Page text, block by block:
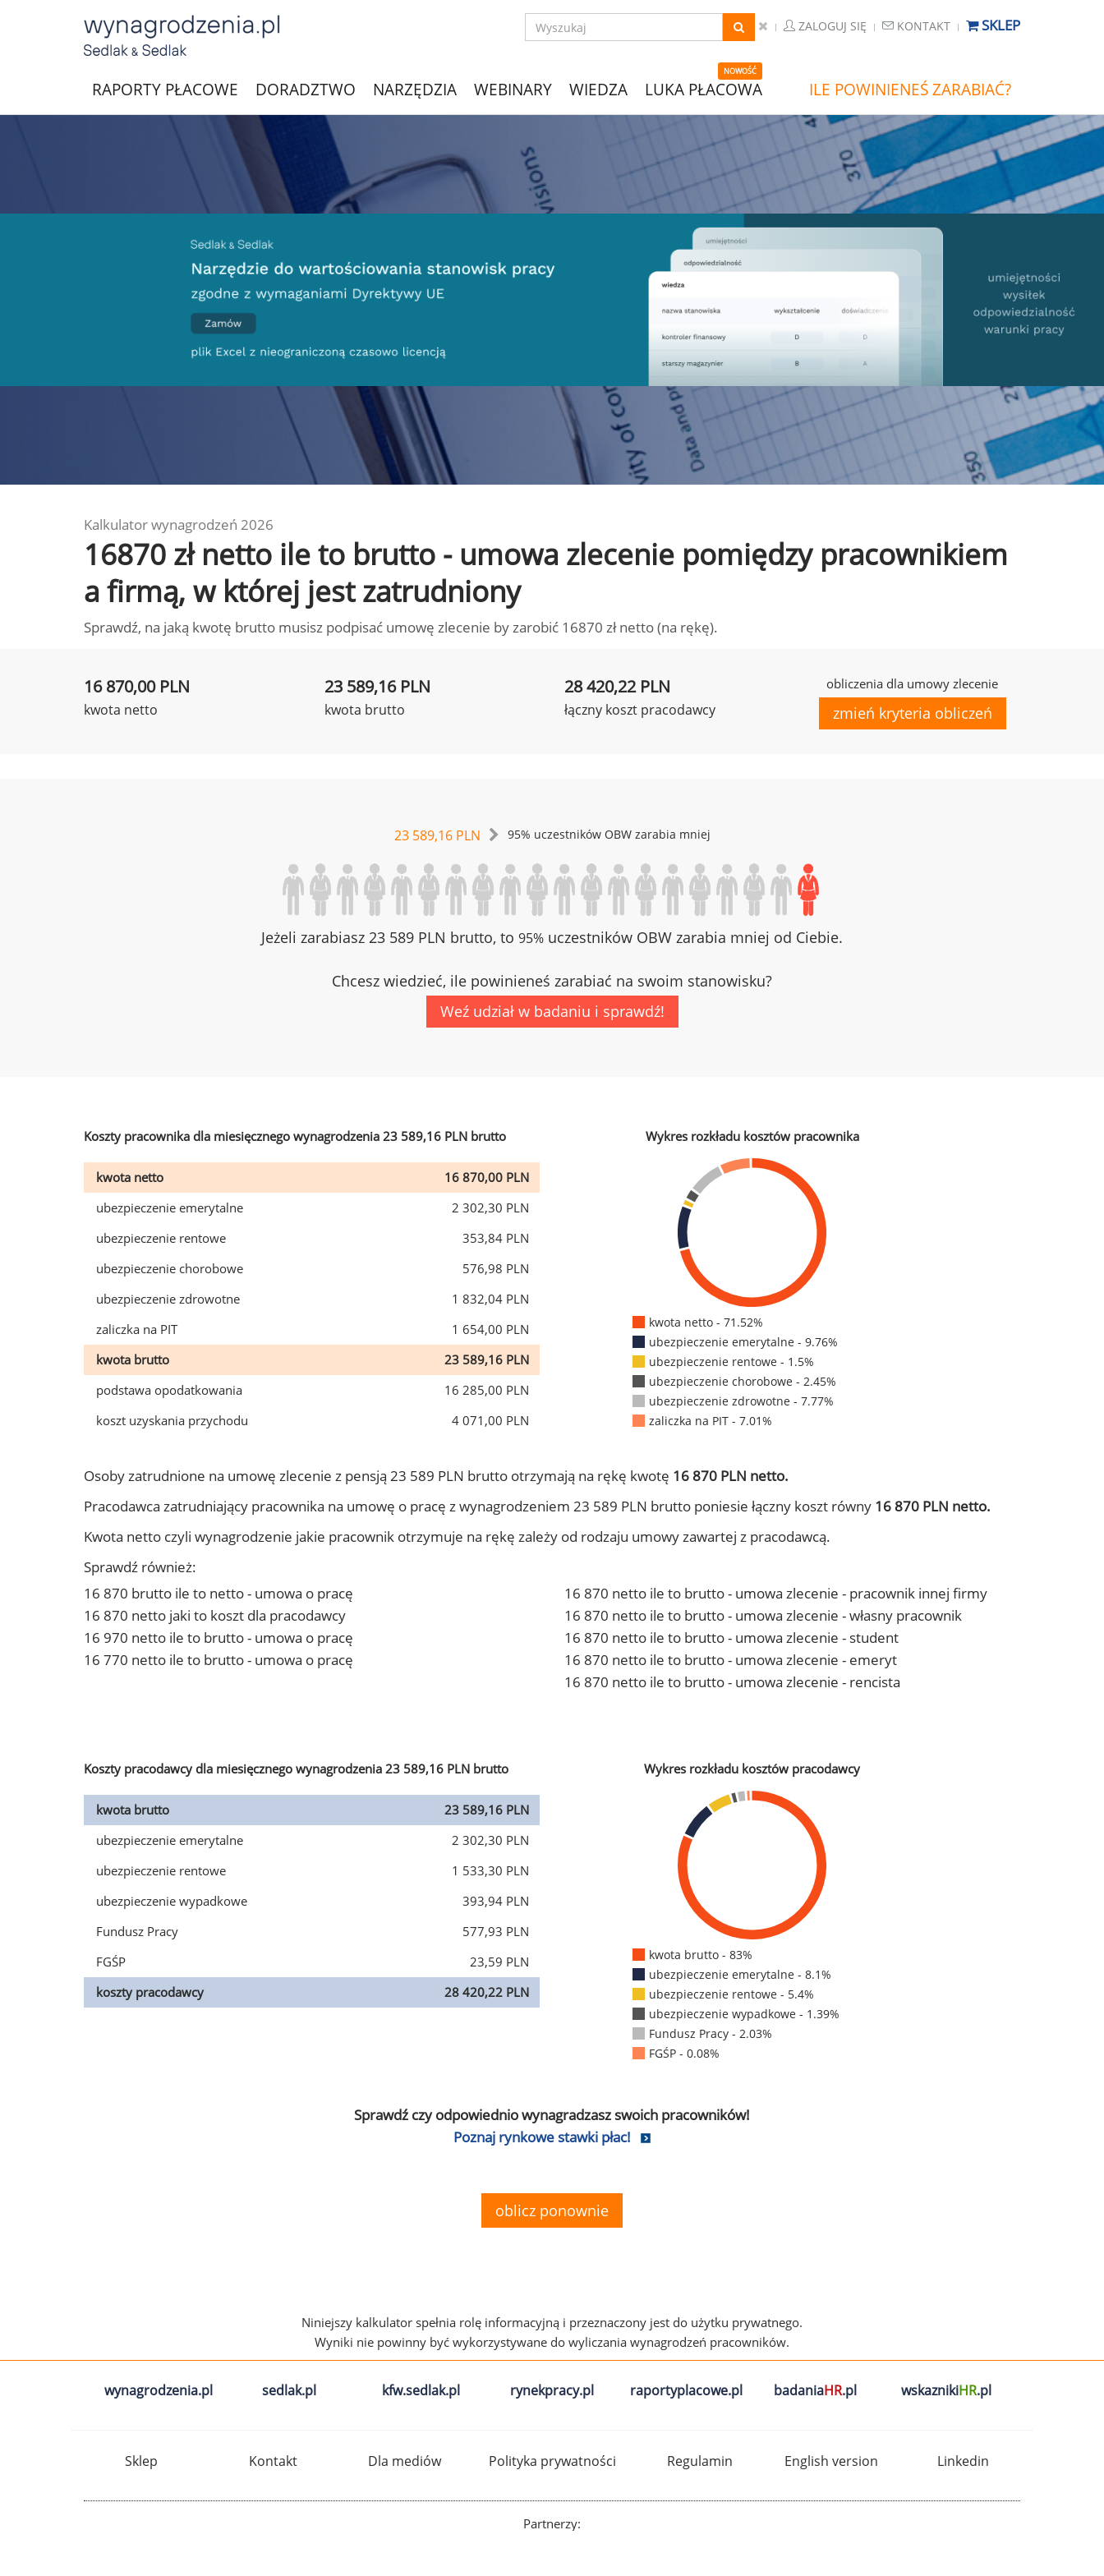
ZALOGUJ SIĘ KONTAKT SKLEP
RAPORTY PŁACOWE DORADZTWO NARZĘDZIA WEBINARY WIEDZA
NOWOŚĆ
LUKA PŁACOWA ILE POWINIENEŚ ZARABIAĆ?
Kalkulator wynagrodzeń 2026
16870 zł netto ile to brutto - umowa zlecenie pomiędzy pracownikiem
a firmą, w której jest zatrudniony
Sprawdź, na jaką kwotę brutto musisz podpisać umowę zlecenie by zarobić 16870 zł netto (na rękę).
16 870,00 PLN
kwota netto
23 589,16 PLN
kwota brutto
28 420,22 PLN
łączny koszt pracodawcy
obliczenia dla umowy zlecenie
zmień kryteria obliczeń
23 589,16 PLN 95% uczestników OBW zarabia mniej
Jeżeli zarabiasz 23 589 PLN brutto, to 95% uczestników OBW zarabia mniej od Ciebie.
Chcesz wiedzieć, ile powinieneś zarabiać na swoim stanowisku?
Weź udział w badaniu i sprawdź!
Koszty pracownika dla miesięcznego wynagrodzenia 23 589,16 PLN brutto
kwota netto
16 870,00 PLN
ubezpieczenie emerytalne
2 302,30 PLN
ubezpieczenie rentowe
353,84 PLN
ubezpieczenie chorobowe
576,98 PLN
ubezpieczenie zdrowotne
1 832,04 PLN
zaliczka na PIT
1 654,00 PLN
kwota brutto
23 589,16 PLN
podstawa opodatkowania
16 285,00 PLN
koszt uzyskania przychodu
4 071,00 PLN
Wykres rozkładu kosztów pracownika
kwota netto - 71.52%
ubezpieczenie emerytalne - 9.76%
ubezpieczenie rentowe - 1.5%
ubezpieczenie chorobowe - 2.45%
ubezpieczenie zdrowotne - 7.77%
zaliczka na PIT - 7.01%
Osoby zatrudnione na umowę zlecenie z pensją 23 589 PLN brutto otrzymają na rękę kwotę 16 870 PLN netto.
Pracodawca zatrudniający pracownika na umowę o pracę z wynagrodzeniem 23 589 PLN brutto poniesie łączny koszt równy 16 870 PLN netto.
Kwota netto czyli wynagrodzenie jakie pracownik otrzymuje na rękę zależy od rodzaju umowy zawartej z pracodawcą.
Sprawdź również:
16 870 brutto ile to netto - umowa o pracę
16 870 netto jaki to koszt dla pracodawcy
16 970 netto ile to brutto - umowa o pracę
16 770 netto ile to brutto - umowa o pracę
16 870 netto ile to brutto - umowa zlecenie - pracownik innej firmy
16 870 netto ile to brutto - umowa zlecenie - własny pracownik
16 870 netto ile to brutto - umowa zlecenie - student
16 870 netto ile to brutto - umowa zlecenie - emeryt
16 870 netto ile to brutto - umowa zlecenie - rencista
Koszty pracodawcy dla miesięcznego wynagrodzenia 23 589,16 PLN brutto
kwota brutto
23 589,16 PLN
ubezpieczenie emerytalne
2 302,30 PLN
ubezpieczenie rentowe
1 533,30 PLN
ubezpieczenie wypadkowe
393,94 PLN
Fundusz Pracy
577,93 PLN
FGŚP
23,59 PLN
koszty pracodawcy
28 420,22 PLN
Wykres rozkładu kosztów pracodawcy
kwota brutto - 83%
ubezpieczenie emerytalne - 8.1%
ubezpieczenie rentowe - 5.4%
ubezpieczenie wypadkowe - 1.39%
Fundusz Pracy - 2.03%
FGŚP - 0.08%
Sprawdź czy odpowiednio wynagradzasz swoich pracowników!
Poznaj rynkowe stawki płac!
oblicz ponownie
Niniejszy kalkulator spełnia rolę informacyjną i przeznaczony jest do użytku prywatnego.
Wyniki nie powinny być wykorzystywane do wyliczania wynagrodzeń pracowników.
wynagrodzenia.pl sedlak.pl kfw.sedlak.pl rynekpracy.pl raportyplacowe.pl badaniaHR.pl wskaznikiHR.pl
Sklep Kontakt Dla mediów Polityka prywatności Regulamin English version Linkedin
Partnerzy: